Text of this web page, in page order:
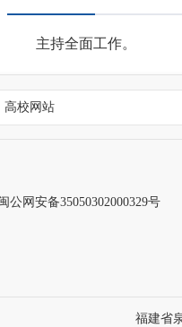
主持全面工作。
高校网站
公网安备35050302000329号
福建省